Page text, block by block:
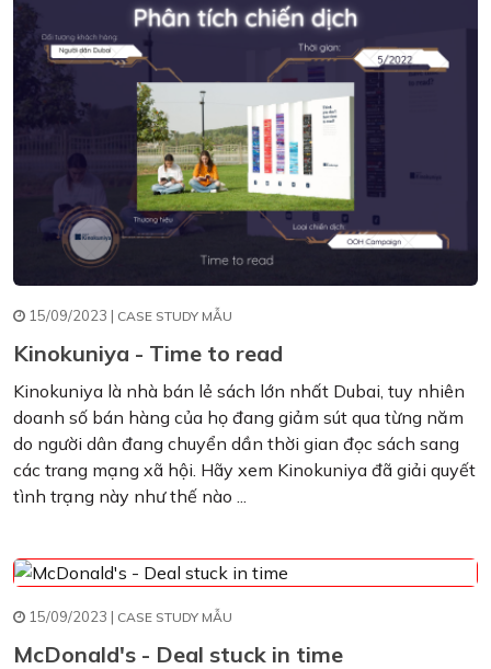
15/09/2023 | CASE STUDY MẪU
Kinokuniya - Time to read
Kinokuniya là nhà bán lẻ sách lớn nhất Dubai, tuy nhiên
doanh số bán hàng của họ đang giảm sút qua từng năm
do người dân đang chuyển dần thời gian đọc sách sang
các trang mạng xã hội. Hãy xem Kinokuniya đã giải quyết
tình trạng này như thế nào ...
15/09/2023 | CASE STUDY MẪU
McDonald's - Deal stuck in time